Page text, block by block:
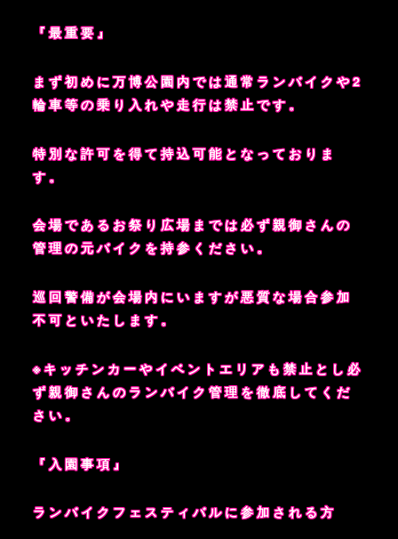
『最重要』
まず初めに万博公園内では通常ランバイクや2
輪車等の乗り入れや走行は禁止です。
特別な許可を得て持込可能となっておりま
す。
会場であるお祭り広場までは必ず親御さんの
管理の元バイクを持参ください。
巡回警備が会場内にいますが悪質な場合参加
不可といたします。
※キッチンカーやイベントエリアも禁止とし必
ず親御さんのランバイク管理を徹底してくだ
さい。
『入園事項』
ランバイクフェスティバルに参加される方